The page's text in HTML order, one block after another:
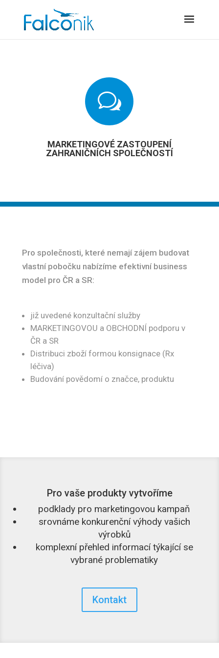
w
MARKETINGOVÉ ZASTOUPENÍ
ZAHRANIČNÍCH SPOLEČNOSTÍ
Pro společnosti, které nemají zájem budovat
vlastní pobočku nabízíme efektivní business
model pro ČR a SR:
již uvedené konzultační služby
MARKETINGOVOU a OBCHODNÍ podporu v
ČR a SR
Distribuci zboží formou konsignace (Rx
léčiva)
Budování povědomí o značce, produktu
Pro vaše produkty vytvoříme
podklady pro marketingovou kampaň
srovnáme konkurenční výhody vašich
výrobků
komplexní přehled informací týkající se
vybrané problematiky
Kontakt